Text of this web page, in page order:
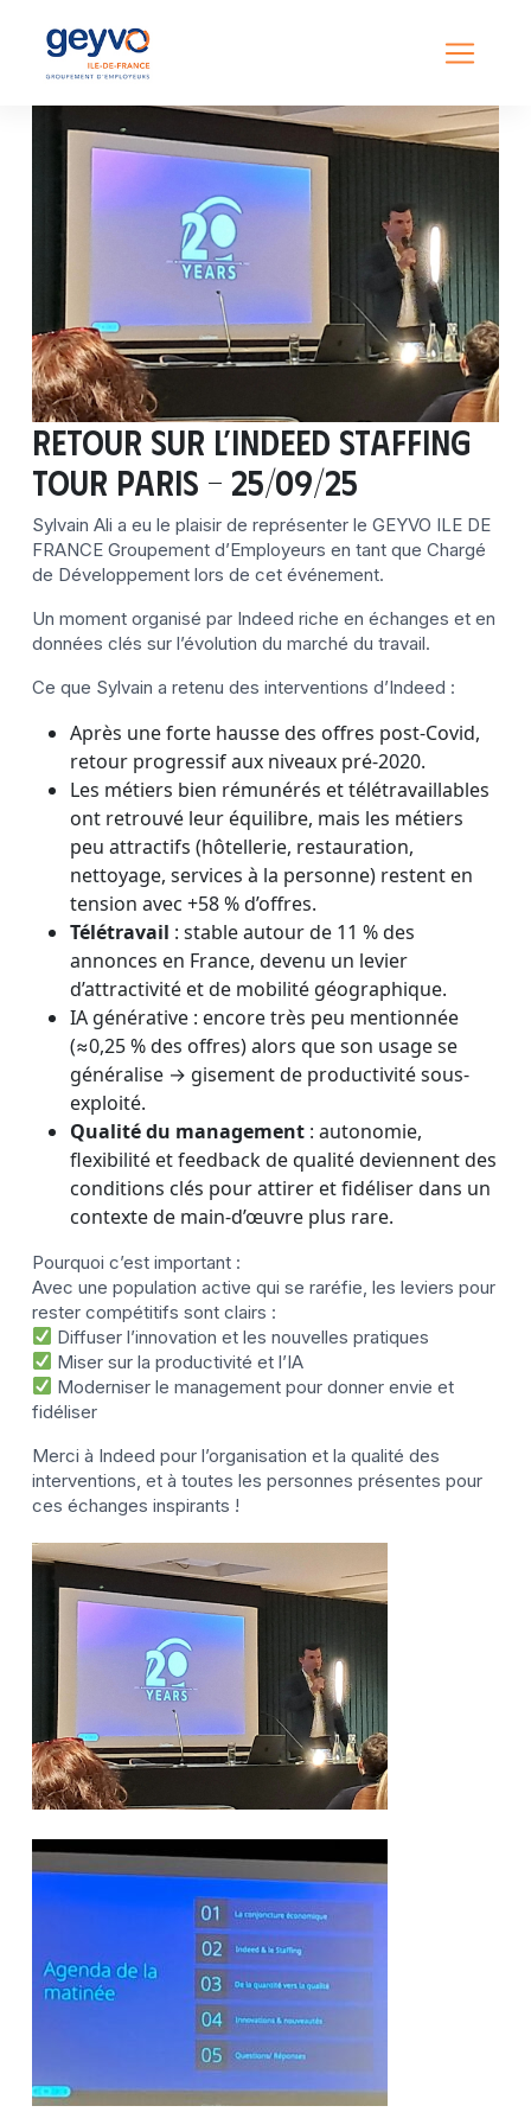
Retour sur l’Indeed Staffing
Tour Paris – 25/09/25
Sylvain Ali a eu le plaisir de représenter le GEYVO ILE DE
FRANCE Groupement d’Employeurs en tant que Chargé
de Développement lors de cet événement.
Un moment organisé par Indeed riche en échanges et en
données clés sur l’évolution du marché du travail.
Ce que Sylvain a retenu des interventions d’Indeed :
Après une forte hausse des offres post-Covid,
retour progressif aux niveaux pré-2020.
Les métiers bien rémunérés et télétravaillables
ont retrouvé leur équilibre, mais les métiers
peu attractifs (hôtellerie, restauration,
nettoyage, services à la personne) restent en
tension avec +58 % d’offres.
Télétravail : stable autour de 11 % des
annonces en France, devenu un levier
d’attractivité et de mobilité géographique.
IA générative : encore très peu mentionnée
(≈0,25 % des offres) alors que son usage se
généralise → gisement de productivité sous-
exploité.
Qualité du management : autonomie,
flexibilité et feedback de qualité deviennent des
conditions clés pour attirer et fidéliser dans un
contexte de main-d’œuvre plus rare.
Pourquoi c’est important :
Avec une population active qui se raréfie, les leviers pour
rester compétitifs sont clairs :
Diffuser l’innovation et les nouvelles pratiques
Miser sur la productivité et l’IA
Moderniser le management pour donner envie et
fidéliser
Merci à Indeed pour l’organisation et la qualité des
interventions, et à toutes les personnes présentes pour
ces échanges inspirants !